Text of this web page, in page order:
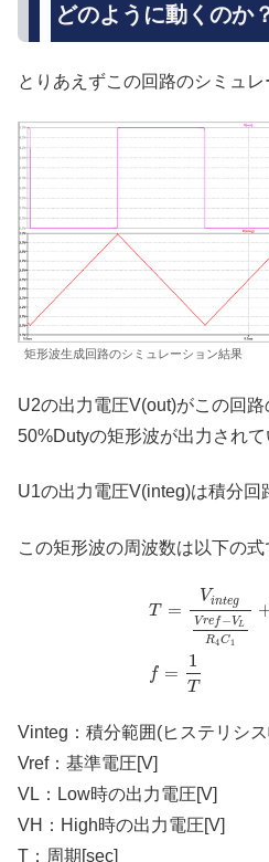
どのように動くのか
とりあえずこの回路のシミュレ
矩形波生成回路のシミュレーション結果
U2の出力電圧V(out)がこの回路
50%Dutyの矩形波が出力されて
U1の出力電圧V(integ)は積分回
この矩形波の周波数は以下の式
T =
Vinteg
Vref−VL
R4C1
f =
1
T
Vinteg：積分範囲(ヒステリシス
Vref：基準電圧[V]
VL：Low時の出力電圧[V]
VH：High時の出力電圧[V]
T：周期[sec]